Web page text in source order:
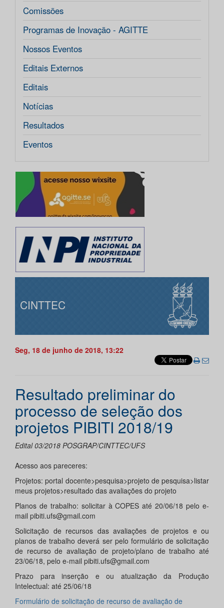
Comissões
Programas de Inovação - AGITTE
Nossos Eventos
Editais Externos
Editais
Notícias
Resultados
Eventos
CINTTEC
Seg, 18 de junho de 2018, 13:22
Resultado preliminar do
processo de seleção dos
projetos PIBITI 2018/19
Edital 03/2018 POSGRAP/CINTTEC/UFS
Acesso aos pareceres:
Projetos: portal docente>pesquisa>projeto de pesquisa>listar
meus projetos>resultado das avaliações do projeto
Planos de trabalho: solicitar à COPES até 20/06/18 pelo e-
mail pibiti.ufs@gmail.com
Solicitação de recursos das avaliações de projetos e ou
planos de trabalho deverá ser pelo formulário de solicitação
de recurso de avaliação de projeto/plano de trabalho até
23/06/18, pelo e-mail pibiti.ufs@gmail.com
Prazo para inserção e ou atualização da Produção
Intelectual: até 25/06/18
Formulário de solicitação de recurso de avaliação de